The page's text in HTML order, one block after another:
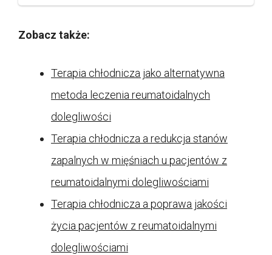
Zobacz także:
Terapia chłodnicza jako alternatywna
metoda leczenia reumatoidalnych
dolegliwości
Terapia chłodnicza a redukcja stanów
zapalnych w mięśniach u pacjentów z
reumatoidalnymi dolegliwościami
Terapia chłodnicza a poprawa jakości
życia pacjentów z reumatoidalnymi
dolegliwościami